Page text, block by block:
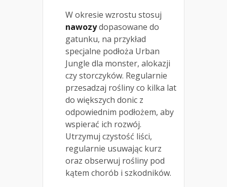
W okresie wzrostu stosuj
nawozydopasowane do
gatunku, na przykład
specjalne podłoża Urban
Jungle dla monster, alokazji
czy storczyków. Regularnie
przesadzaj rośliny co kilka lat
do większych donic z
odpowiednim podłożem, aby
wspierać ich rozwój.
Utrzymuj czystość liści,
regularnie usuwając kurz
oraz obserwuj rośliny pod
kątem chorób i szkodników.